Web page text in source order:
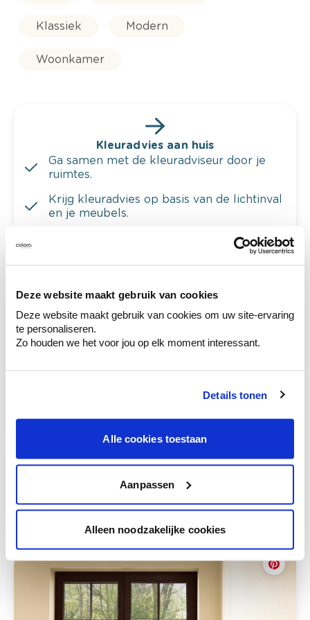
Deze website maakt gebruik van cookies
Deze website maakt gebruik van cookies om uw site-ervaring
te personaliseren.
Zo houden we het voor jou op elk moment interessant.
Details tonen
Alle cookies toestaan
Aanpassen
Alleen noodzakelijke cookies
Klassiek Modern
Woonkamer
Kleuradvies aan huis
Ga samen met de kleuradviseur door je
ruimtes.
Krijg kleuradvies op basis van de lichtinval
en je meubels.
Krijg ineens een technologische check-up
Bekijk je kleur in de winkel
Ontdek er kleurechte stalen van je
combineren.
Deze stijlen zijn misschien ook iets voor jou